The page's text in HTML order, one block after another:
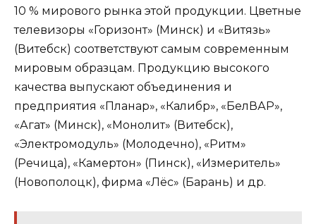
10 % мирового рынка этой продукции. Цветные
телевизоры «Горизонт» (Минск) и «Витязь»
(Витебск) соответствуют самым современным
мировым образцам. Продукцию высокого
качества выпускают объединения и
предприятия «Планар», «Калибр», «БелВАР»,
«Агат» (Минск), «Монолит» (Витебск),
«Электромодуль» (Молодечно), «Ритм»
(Речица), «Камертон» (Пинск), «Измеритель»
(Новополоцк), фирма «Лёс» (Барань) и др.